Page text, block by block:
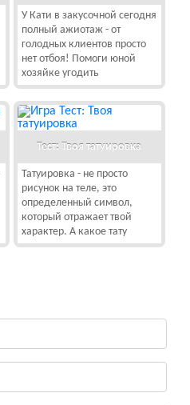
У Кати в закусочной сегодня
полный ажиотаж - от
голодных клиентов просто
нет отбоя! Помоги юной
хозяйке угодить
Тест: Твоя татуировка
Татуировка - не просто
рисунок на теле, это
определенный символ,
который отражает твой
характер. А какое тату